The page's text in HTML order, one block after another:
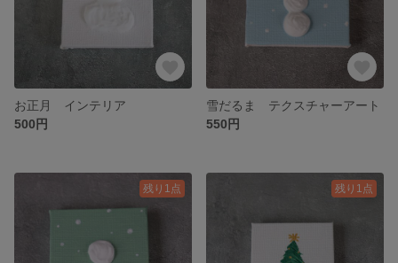
お正月 インテリア
500円
雪だるま テクスチャーアート
550円
残り1点 残り1点